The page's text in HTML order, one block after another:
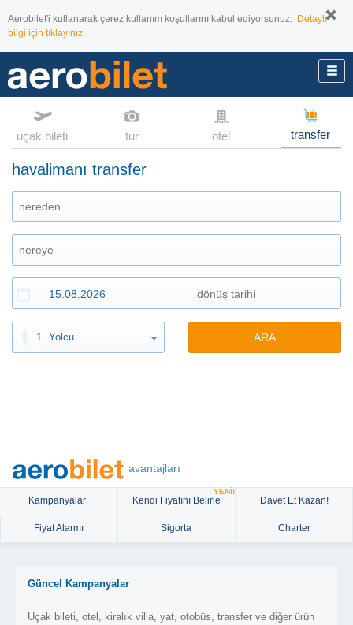
Aerobilet'i kullanarak çerez kullanım koşullarını kabul ediyorsunuz. Detaylı
bilgi için tıklayınız.
uçak bileti tur otel transfer
havalimanı transfer
1 Yolcu ARA
avantajları
Kampanyalar Kendi Fiyatını Belirle
YENİ!
Davet Et Kazan!
Fiyat Alarmı Sigorta Charter
Güncel Kampanyalar
Uçak bileti, otel, kiralık villa, yat, otobüs, transfer ve diğer ürün